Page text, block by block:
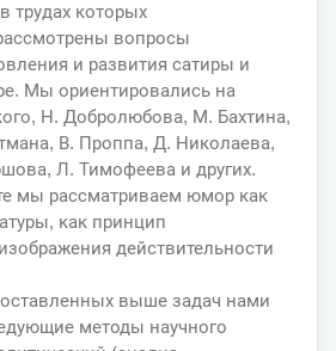
трудах которых
вопросы
и развития сатиры и
Мы ориентировались на
Н. Добролюбова, М. Бахтина,
В. Проппа, Д. Николаева,
Л. Тимофеева и других.
мы рассматриваем юмор как
как принцип
действительности
выше задач нами
методы научного